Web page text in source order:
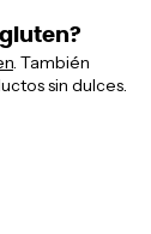
. También
sin dulces.